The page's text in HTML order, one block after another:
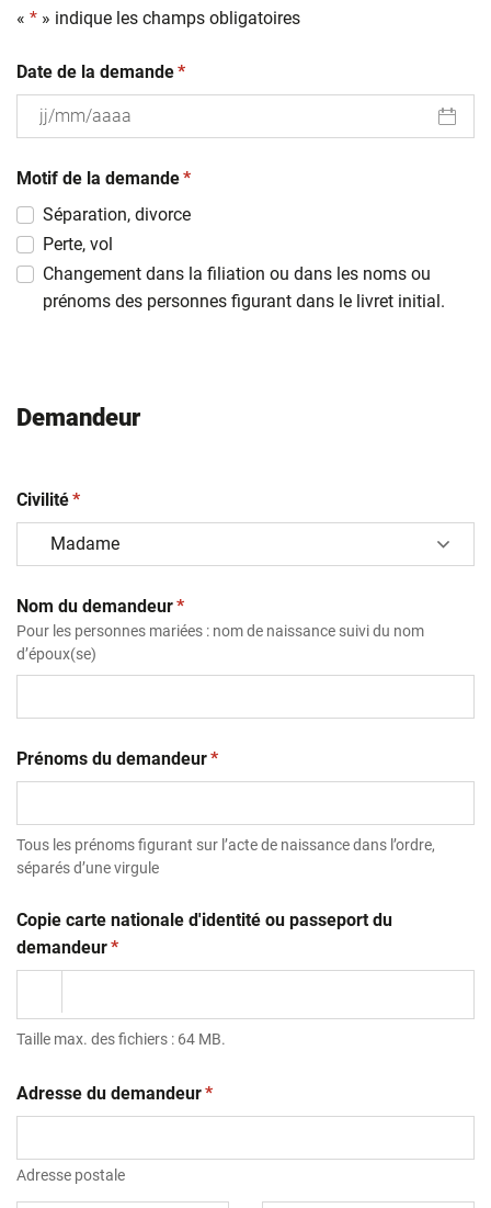
« * » indique les champs obligatoires
Date de la demande(obligatoire)
*
slash
MM
slash
AAAA
Motif de la demande(obligatoire)
*
Séparation, divorce
Perte, vol
Changement dans la filiation ou dans les noms ou
prénoms des personnes figurant dans le livret initial.
Demandeur
Civilité(obligatoire)
*
Nom du demandeur(obligatoire)
*
Pour les personnes mariées : nom de naissance suivi du nom
d’époux(se)
Prénoms du demandeur(obligatoire)
*
Tous les prénoms figurant sur l’acte de naissance dans l’ordre,
séparés d’une virgule
Copie carte nationale d'identité ou passeport du
demandeur(obligatoire)
*
Taille max. des fichiers : 64 MB.
Adresse du demandeur(obligatoire)
*
Adresse postale